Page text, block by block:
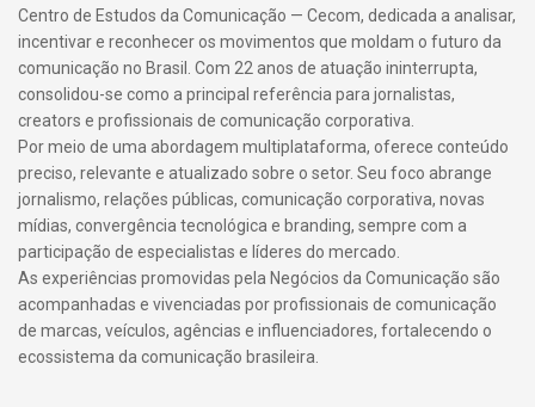
Centro de Estudos da Comunicação — Cecom, dedicada a analisar,
incentivar e reconhecer os movimentos que moldam o futuro da
comunicação no Brasil. Com 22 anos de atuação ininterrupta,
consolidou-se como a principal referência para jornalistas,
creators e profissionais de comunicação corporativa.
Por meio de uma abordagem multiplataforma, oferece conteúdo
preciso, relevante e atualizado sobre o setor. Seu foco abrange
jornalismo, relações públicas, comunicação corporativa, novas
mídias, convergência tecnológica e branding, sempre com a
participação de especialistas e líderes do mercado.
As experiências promovidas pela Negócios da Comunicação são
acompanhadas e vivenciadas por profissionais de comunicação
de marcas, veículos, agências e influenciadores, fortalecendo o
ecossistema da comunicação brasileira.